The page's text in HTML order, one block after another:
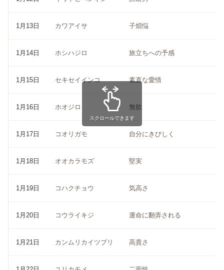
1月13日 カワアイサ 子煩悩
1月14日 ホシハジロ 旅立ちへの予感
1月15日 セキセイインコ 素直な愛情
1月16日 ホオジロ 無欲
1月17日 コオリガモ 自分にきびしく
1月18日 オオカラモズ 堅実
1月19日 コハクチョウ 気高さ
1月20日 コウライキジ 運命に翻弄される
1月21日 カンムリカイツブリ 高貴さ
スクロールできます